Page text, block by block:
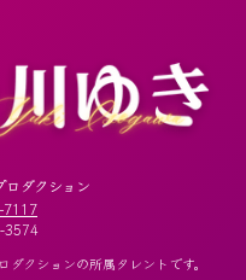
ダクション
7117
3574
クションの所属タレントです。